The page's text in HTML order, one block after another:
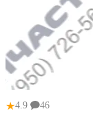
★4.9 46